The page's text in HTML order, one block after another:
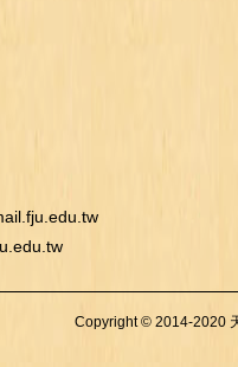
Copyright © 2014-2020